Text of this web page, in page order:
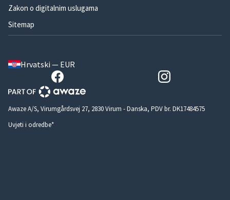
Zakon o digitalnim uslugama
Sitemap
Hrvatski — EUR
Awaze A/S, Virumgårdsvej 27, 2830 Virum - Danska, PDV br. DK17484575
Uvjeti i odredbe*